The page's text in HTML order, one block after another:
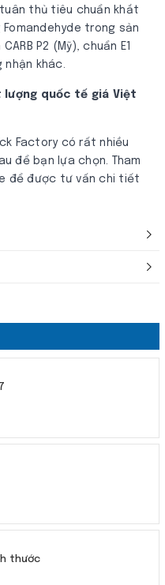
thủ tiêu chuẩn khắt
Fomandehyde trong sản
P2​ (Mỹ), chuẩn E1
nhận khác.
lượng quốc tế giá Việt
Factory có rất nhiều
để bạn lựa chọn. Tham
để được tư vấn chi tiết
thước